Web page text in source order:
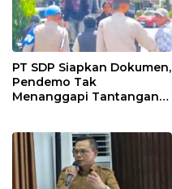
PT SDP Siapkan Dokumen,
Pendemo Tak
Menanggapi Tantangan